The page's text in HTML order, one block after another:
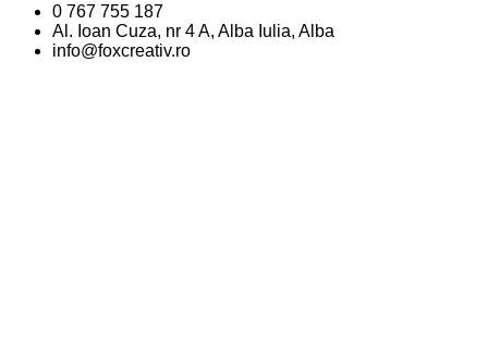
0 767 755 187
Al. Ioan Cuza, nr 4 A, Alba Iulia, Alba
info@foxcreativ.ro